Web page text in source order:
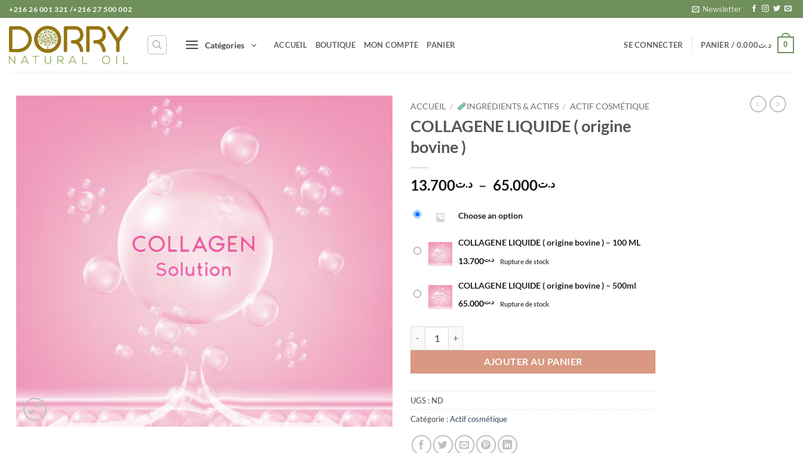
Passer
au
contenu
+216 26 001 321 /+216 27 500 002 Newsletter
Catégories ACCUEIL BOUTIQUE MON COMPTE PANIER SE CONNECTER PANIER / د.ت0.000 0
ACCUEIL / INGRÉDIENTS & ACTIFS / ACTIF COSMÉTIQUE
COLLAGENE LIQUIDE ( origine
bovine )
د.ت13.700 – د.ت65.000
Plage
à
Choose an option
COLLAGENE LIQUIDE ( origine bovine ) – 100 ML
د.ت13.700 Rupture de stock
COLLAGENE LIQUIDE ( origine bovine ) – 500ml
د.ت65.000 Rupture de stock
AJOUTER AU PANIER
UGS : ND
Catégorie :Actif cosmétique